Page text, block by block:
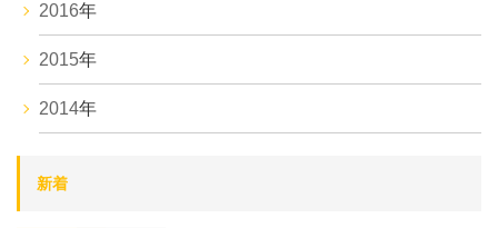
2016年
2015年
2014年
新着